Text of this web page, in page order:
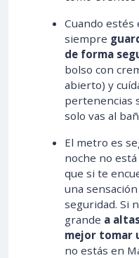
Cuando estés
siempre
de forma
bolso con
abierto) y
pertenencias
solo vas al
El metro es
noche no
que si te
una
seguridad. Si
grande a
mejor tomar
no estás en